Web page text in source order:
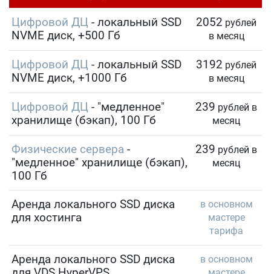
Цифровой ДЦ - локальный SSD
NVME диск, +500 Гб
2052 рублей
в месяц
Цифровой ДЦ - локальный SSD
NVME диск, +1000 Гб
3192 рублей
в месяц
Цифровой ДЦ - "медленное"
хранилище (бэкап), 100 Гб
239 рублей в
месяц
Физические сервера -
"медленное" хранилище (бэкап),
100 Гб
239 рублей в
месяц
Аренда локального SSD диска
для хостинга
в основном
мастере
тарифа
Аренда локального SSD диска
в основном